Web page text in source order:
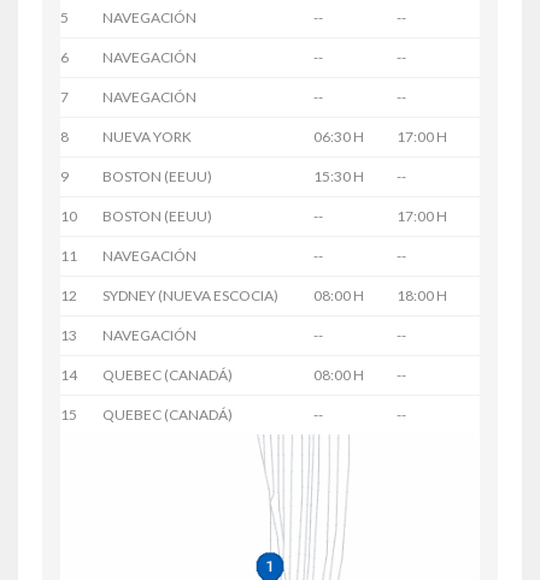
5 NAVEGACIÓN -- --
6 NAVEGACIÓN -- --
7 NAVEGACIÓN -- --
8 NUEVA YORK 06:30 H 17:00 H
9 BOSTON (EEUU) 15:30 H --
10 BOSTON (EEUU) -- 17:00 H
11 NAVEGACIÓN -- --
12 SYDNEY (NUEVA ESCOCIA) 08:00 H 18:00 H
13 NAVEGACIÓN -- --
14 QUEBEC (CANADÁ) 08:00 H --
15 QUEBEC (CANADÁ) -- --